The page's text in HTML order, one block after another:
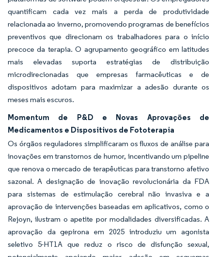
quantificam cada vez mais a perda de produtividade
relacionada ao inverno, promovendo programas de benefícios
preventivos que direcionam os trabalhadores para o início
precoce da terapia. O agrupamento geográfico em latitudes
mais elevadas suporta estratégias de distribuição
microdirecionadas que empresas farmacêuticas e de
dispositivos adotam para maximizar a adesão durante os
meses mais escuros.
Momentum de P&D e Novas Aprovações de
Medicamentos e Dispositivos de Fototerapia
Os órgãos reguladores simplificaram os fluxos de análise para
inovações em transtornos de humor, incentivando um pipeline
que renova o mercado de terapêuticas para transtorno afetivo
sazonal. A designação de inovação revolucionária da FDA
para sistemas de estimulação cerebral não invasiva e a
aprovação de intervenções baseadas em aplicativos, como o
Rejoyn, ilustram o apetite por modalidades diversificadas. A
aprovação da gepirona em 2025 introduziu um agonista
seletivo 5-HT1A que reduz o risco de disfunção sexual,